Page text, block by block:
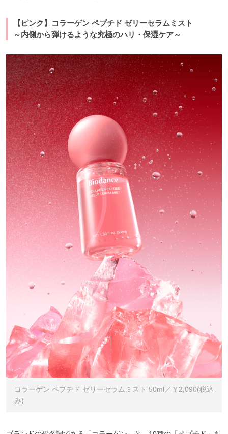
【ピンク】コラーゲン ペプチド ゼリーセラムミスト
～内側から弾けるような究極のハリ・保湿ケア～
コラーゲン ペプチド ゼリーセラムミスト 50ml／￥2,090(税込
み)